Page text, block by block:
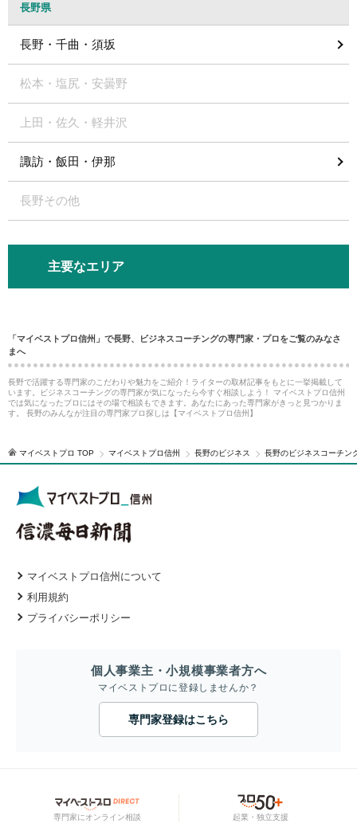
長野県
長野・千曲・須坂
松本・塩尻・安曇野
上田・佐久・軽井沢
諏訪・飯田・伊那
長野その他
主要なエリア
「マイベストプロ信州」で長野、ビジネスコーチングの専門家・プロをご覧のみなさ
まへ
長野で活躍する専門家のこだわりや魅力をご紹介！ライターの取材記事をもとに一挙掲載して
います。ビジネスコーチングの専門家が気になったら今すぐ相談しよう！ マイベストプロ信州
では気になったプロにはその場で相談もできます。あなたにあった専門家がきっと見つかりま
す。 長野のみんなが注目の専門家プロ探しは【マイベストプロ信州】
マイベストプロ TOP マイベストプロ信州 長野のビジネス 長野のビジネスコーチン
マイベストプロ信州について
利用規約
プライバシーポリシー
個人事業主・小規模事業者方へ
マイベストプロに登録しませんか？
専門家登録はこちら
専門家にオンライン相談 起業・独立支援